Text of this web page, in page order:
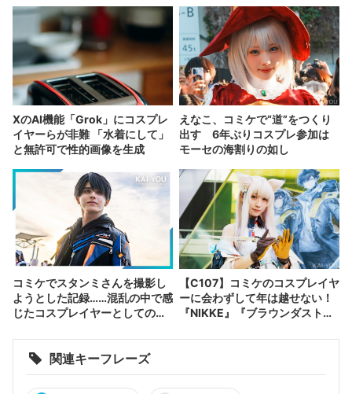
XのAI機能「Grok」にコスプレ
イヤーらが非難 「水着にして」
と無許可で性的画像を生成
えなこ、コミケで“道”をつくり
出す 6年ぶりコスプレ参加は
モーセの海割りの如し
コミケでスタンミさんを撮影し
ようとした記録……混乱の中で感
じたコスプレイヤーとしての躍
【C107】コミケのコスプレイヤ
ーに会わずして年は越せない！
『NIKKE』『ブラウンダスト
関連キーフレーズ